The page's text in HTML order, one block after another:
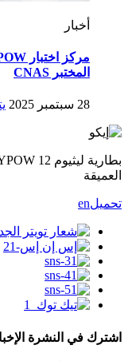
أخبار
المختبر CNAS
28 سبتمبر 2025
العميقة
تحميلen
اشترك في النشرة